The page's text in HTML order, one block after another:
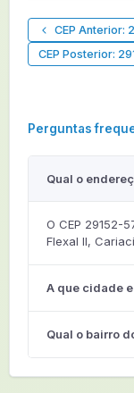
CEP Anterior:
CEP Posterior:
Perguntas
Qual o
O CEP 29152-
Flexal II,
A que cidade
Qual o bairro